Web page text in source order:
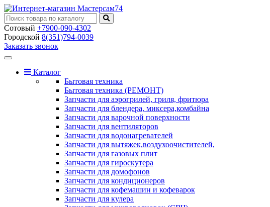
Сотовый +7900-090-4302
Городской 8(351)794-0039
Заказать звонок
Toggle
navigationКаталог
Бытовая техника
Бытовая техника (РЕМОНТ)
Запчасти для аэрогрилей, гриля, фритюра
Запчасти для блендера, миксера,комбайна
Запчасти для варочной поверхности
Запчасти для вентиляторов
Запчасти для водонагревателей
Запчасти для вытяжек,воздухоочистителей,
Запчасти для газовых плит
Запчасти для гироскутера
Запчасти для домофонов
Запчасти для кондиционеров
Запчасти для кофемашин и кофеварок
Запчасти для кулера